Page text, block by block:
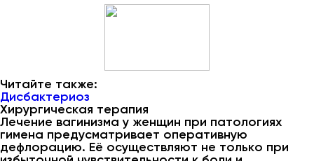
Читайте также:
Дисбактериоз
Хирургическая терапия
Лечение вагинизма у женщин при патологиях
гимена предусматривает оперативную
дефлорацию. Её осуществляют не только при